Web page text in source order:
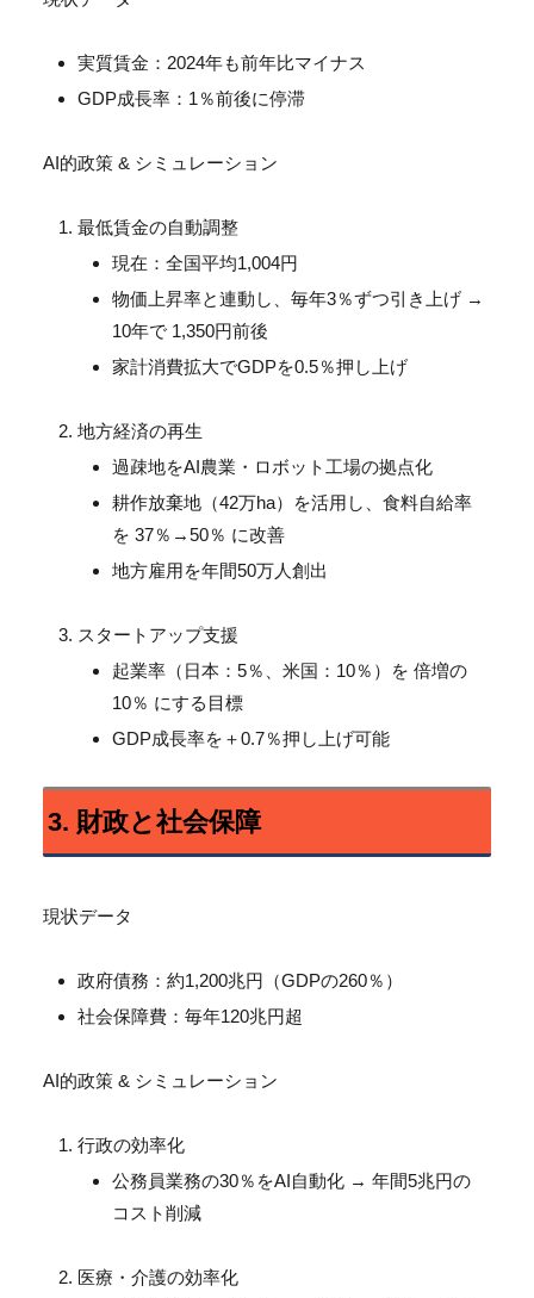
実質賃金：2024年も前年比マイナス
GDP成長率：1％前後に停滞
AI的政策 & シミュレーション
最低賃金の自動調整
現在：全国平均1,004円
物価上昇率と連動し、毎年3％ずつ引き上げ →
10年で 1,350円前後
家計消費拡大でGDPを0.5％押し上げ
地方経済の再生
過疎地をAI農業・ロボット工場の拠点化
耕作放棄地（42万ha）を活用し、食料自給率
を 37％→50％ に改善
地方雇用を年間50万人創出
スタートアップ支援
起業率（日本：5％、米国：10％）を 倍増の
10％ にする目標
GDP成長率を＋0.7％押し上げ可能
3. 財政と社会保障
現状データ
政府債務：約1,200兆円（GDPの260％）
社会保障費：毎年120兆円超
AI的政策 & シミュレーション
行政の効率化
公務員業務の30％をAI自動化 → 年間5兆円の
コスト削減
医療・介護の効率化